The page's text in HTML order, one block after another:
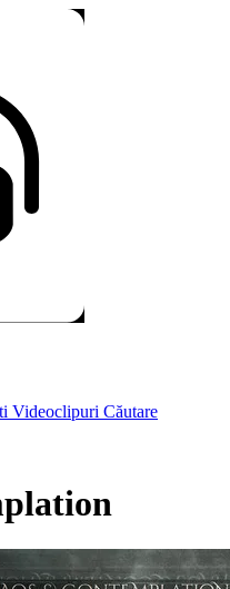
Videoclipuri Căutare